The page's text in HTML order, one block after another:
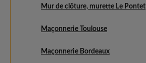
Mur de clôture, murette Le Pontet
Maçonnerie Toulouse
Maçonnerie Bordeaux